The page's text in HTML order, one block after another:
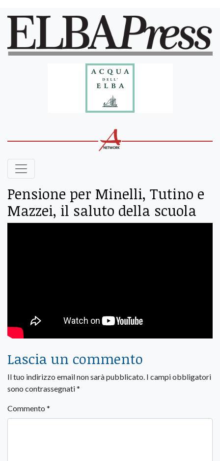
Pensione per Minelli, Tutino e
Mazzei, il saluto della scuola
Lascia un commento
Il tuo indirizzo email non sarà pubblicato. I campi obbligatori
sono contrassegnati*
Commento *